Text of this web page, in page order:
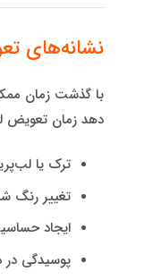
نشانه‌های
با گذشت زمان
دهد زمان تعویض
ترک یا
تغییر رنگ
ایجاد
پوسیدگی در